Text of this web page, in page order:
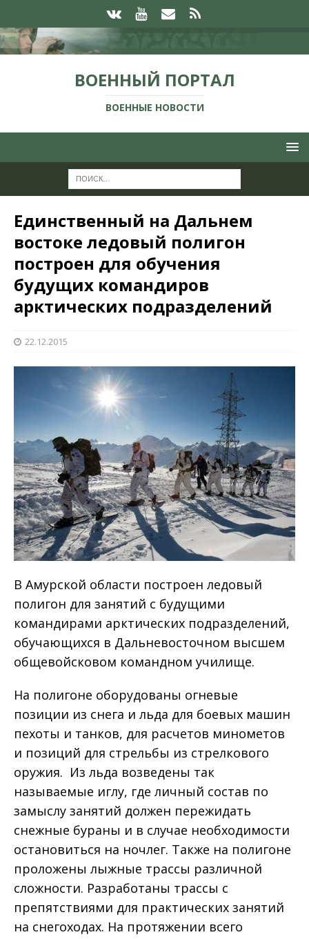
ВОЕННЫЙ ПОРТАЛ
ВОЕННЫЕ НОВОСТИ
Единственный на Дальнем
востоке ледовый полигон
построен для обучения
будущих командиров
арктических подразделений
22.12.2015
В Амурской области построен ледовый
полигон для занятий с будущими
командирами арктических подразделений,
обучающихся в Дальневосточном высшем
общевойсковом командном училище.
На полигоне оборудованы огневые
позиции из снега и льда для боевых машин
пехоты и танков, для расчетов минометов
и позиций для стрельбы из стрелкового
оружия. Из льда возведены так
называемые иглу, где личный состав по
замыслу занятий должен пережидать
снежные бураны и в случае необходимости
остановиться на ночлег. Также на полигоне
проложены лыжные трассы различной
сложности. Разработаны трассы с
препятствиями для практических занятий
на снегоходах. На протяжении всего